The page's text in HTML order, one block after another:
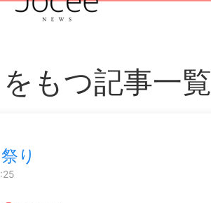
をもつ記事一覧
り